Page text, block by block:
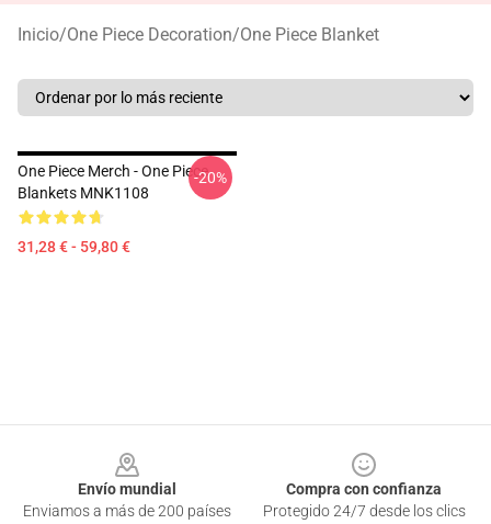
Inicio/One Piece Decoration/One Piece Blanket
One Piece Merch - One Piece
Blankets MNK1108
31,28 € - 59,80 €
-20%
Envío mundial
Enviamos a más de 200 países
Compra con confianza
Protegido 24/7 desde los clics